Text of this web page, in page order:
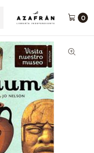
0
Historium